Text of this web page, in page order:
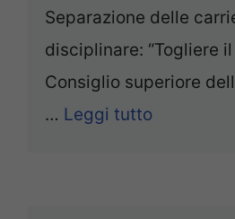
Separazione delle
disciplinare: “Togliere
Consiglio superiore
… Leggi tutto